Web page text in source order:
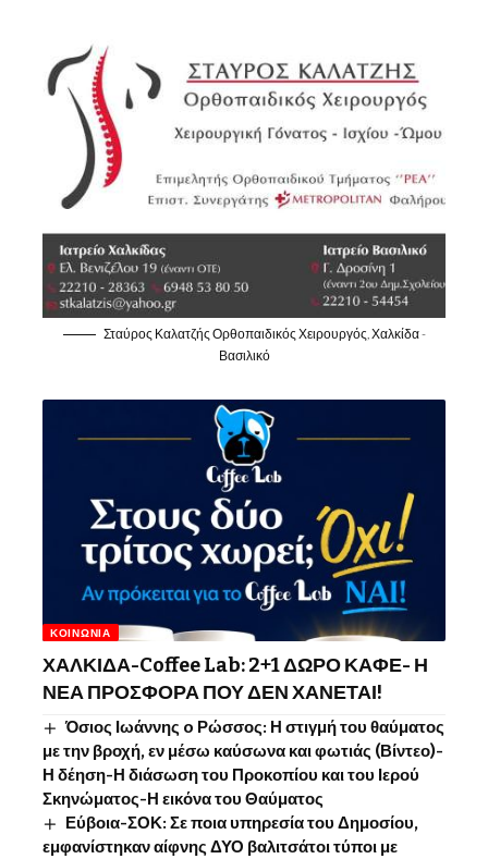
Σταύρος Καλατζής Ορθοπαιδικός Χειρουργός, Χαλκίδα -
Βασιλικό
ΚΟΙΝΩΝΊΑ
ΧΑΛΚΙΔΑ-Coffee Lab: 2+1 ΔΩΡΟ ΚΑΦΕ- Η
ΝΕΑ ΠΡΟΣΦΟΡΑ ΠΟΥ ΔΕΝ ΧΑΝΕΤΑΙ!
Όσιος Ιωάννης o Ρώσσος: Η στιγμή του θαύματος
με την βροχή, εν μέσω καύσωνα και φωτιάς (Βίντεο)-
Η δέηση-Η διάσωση του Προκοπίου και του Ιερού
Σκηνώματος-Η εικόνα του Θαύματος
Εύβοια-ΣΟΚ: Σε ποια υπηρεσία του Δημοσίου,
εμφανίστηκαν αίφνης ΔΥΟ βαλιτσάτοι τύποι με